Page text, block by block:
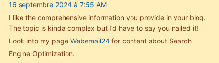
16 septembre 2024 à 7:55 AM
I like the comprehensive information you provide in your blog.
The topic is kinda complex but I’d have to say you nailed it!
Look into my page Webemail24for content about Search
Engine Optimization.